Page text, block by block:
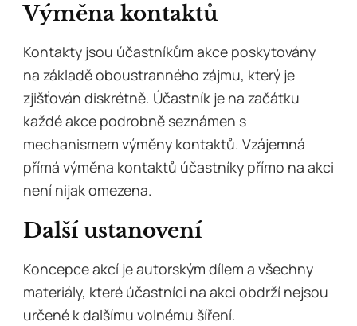
Výměna kontaktů
Kontakty jsou účastníkům akce poskytovány
na základě oboustranného zájmu, který je
zjišťován diskrétně. Účastník je na začátku
každé akce podrobně seznámen s
mechanismem výměny kontaktů. Vzájemná
přímá výměna kontaktů účastníky přímo na akci
není nijak omezena.
Další ustanovení
Koncepce akcí je autorským dílem a všechny
materiály, které účastníci na akci obdrží nejsou
určené k dalšímu volnému šíření.